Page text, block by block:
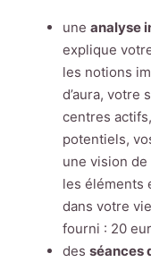
une analyse
explique
les notions
d’aura, votre
centres
potentiels,
une vision de
les éléments
dans votre
fourni : 20
des séances